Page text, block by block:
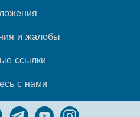
и жалобы
ссылки
с нами